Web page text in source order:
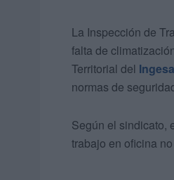
La Inspección de
falta de
Territorial del Ingesa
normas de
Según el sindicato,
trabajo en oficina